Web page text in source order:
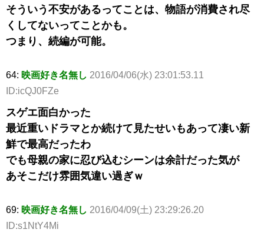
そういう不安があるってことは、物語が消費され尽
くしてないってことかも。
つまり、続編が可能。
64: 映画好き名無し 2016/04/06(水) 23:01:53.11
ID:icQJ0FZe
スゲエ面白かった
最近重いドラマとか続けて見たせいもあって凄い新
鮮で最高だったわ
でも母親の家に忍び込むシーンは余計だった気が
あそこだけ雰囲気違い過ぎｗ
69: 映画好き名無し 2016/04/09(土) 23:29:26.20
ID:s1NtY4Mi